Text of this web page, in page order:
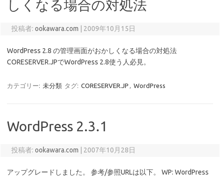
しくなる場合の対処法
投稿者: ookawara.com 2009年10月15日
WordPress 2.8 の管理画面がおかしくなる場合の対処法
CORESERVER.JPでWordPress 2.8使う人必見。
カテゴリー: 未分類 タグ: CORESERVER.JP , WordPress
WordPress 2.3.1
投稿者: ookawara.com 2007年10月28日
アップグレードしました。 参考/参照URLは以下。 WP: WordPress